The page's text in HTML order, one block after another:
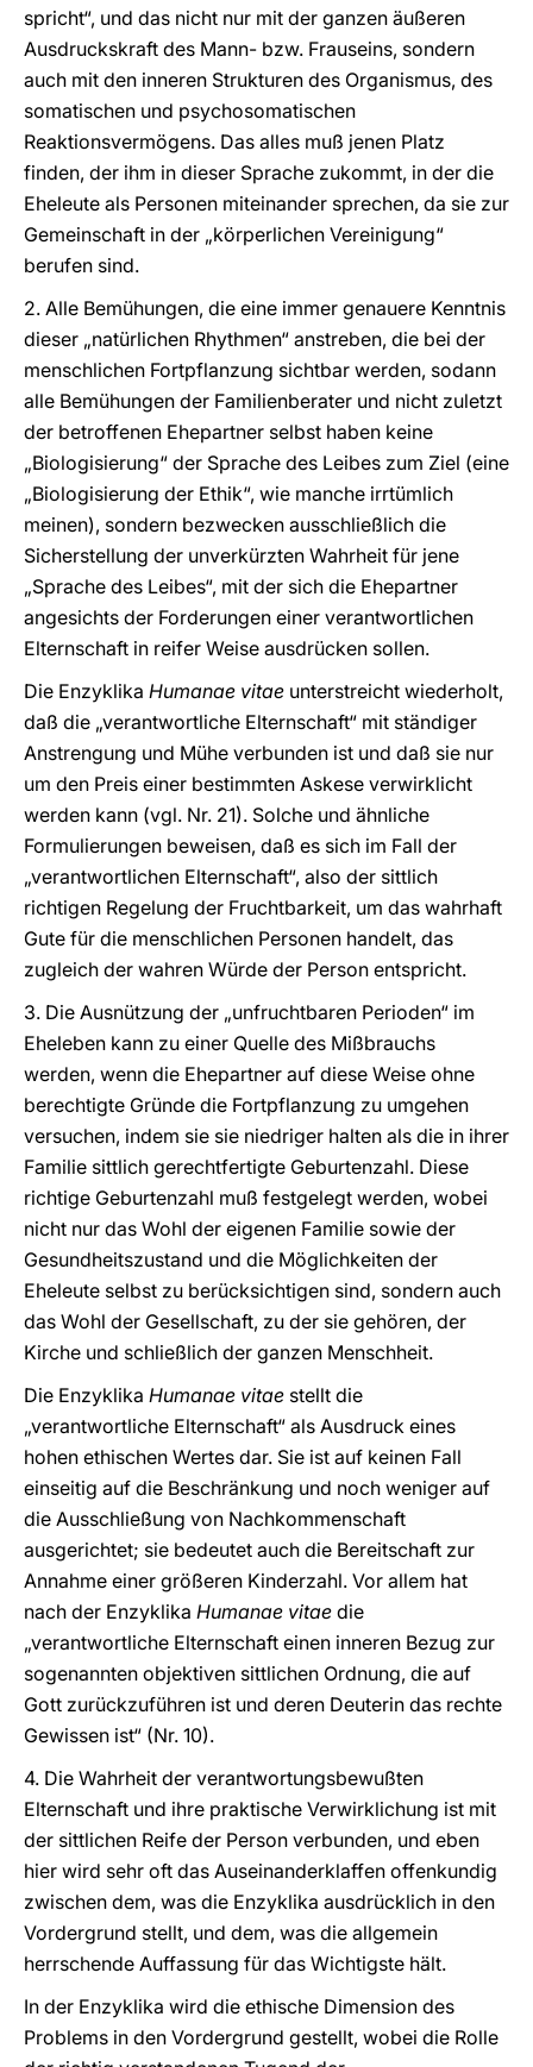
spricht“, und das nicht nur mit der ganzen äußeren
Ausdruckskraft des Mann- bzw. Frauseins, sondern
auch mit den inneren Strukturen des Organismus, des
somatischen und psychosomatischen
Reaktionsvermögens. Das alles muß jenen Platz
finden, der ihm in dieser Sprache zukommt, in der die
Eheleute als Personen miteinander sprechen, da sie zur
Gemeinschaft in der „körperlichen Vereinigung“
berufen sind.
2. Alle Bemühungen, die eine immer genauere Kenntnis
dieser „natürlichen Rhythmen“ anstreben, die bei der
menschlichen Fortpflanzung sichtbar werden, sodann
alle Bemühungen der Familienberater und nicht zuletzt
der betroffenen Ehepartner selbst haben keine
„Biologisierung“ der Sprache des Leibes zum Ziel (eine
„Biologisierung der Ethik“, wie manche irrtümlich
meinen), sondern bezwecken ausschließlich die
Sicherstellung der unverkürzten Wahrheit für jene
„Sprache des Leibes“, mit der sich die Ehepartner
angesichts der Forderungen einer verantwortlichen
Elternschaft in reifer Weise ausdrücken sollen.
Die Enzyklika Humanae vitae unterstreicht wiederholt,
daß die „verantwortliche Elternschaft“ mit ständiger
Anstrengung und Mühe verbunden ist und daß sie nur
um den Preis einer bestimmten Askese verwirklicht
werden kann (vgl. Nr. 21). Solche und ähnliche
Formulierungen beweisen, daß es sich im Fall der
„verantwortlichen Elternschaft“, also der sittlich
richtigen Regelung der Fruchtbarkeit, um das wahrhaft
Gute für die menschlichen Personen handelt, das
zugleich der wahren Würde der Person entspricht.
3. Die Ausnützung der „unfruchtbaren Perioden“ im
Eheleben kann zu einer Quelle des Mißbrauchs
werden, wenn die Ehepartner auf diese Weise ohne
berechtigte Gründe die Fortpflanzung zu umgehen
versuchen, indem sie sie niedriger halten als die in ihrer
Familie sittlich gerechtfertigte Geburtenzahl. Diese
richtige Geburtenzahl muß festgelegt werden, wobei
nicht nur das Wohl der eigenen Familie sowie der
Gesundheitszustand und die Möglichkeiten der
Eheleute selbst zu berücksichtigen sind, sondern auch
das Wohl der Gesellschaft, zu der sie gehören, der
Kirche und schließlich der ganzen Menschheit.
Die Enzyklika Humanae vitae stellt die
„verantwortliche Elternschaft“ als Ausdruck eines
hohen ethischen Wertes dar. Sie ist auf keinen Fall
einseitig auf die Beschränkung und noch weniger auf
die Ausschließung von Nachkommenschaft
ausgerichtet; sie bedeutet auch die Bereitschaft zur
Annahme einer größeren Kinderzahl. Vor allem hat
nach der Enzyklika Humanae vitae die
„verantwortliche Elternschaft einen inneren Bezug zur
sogenannten objektiven sittlichen Ordnung, die auf
Gott zurückzuführen ist und deren Deuterin das rechte
Gewissen ist“ (Nr. 10).
4. Die Wahrheit der verantwortungsbewußten
Elternschaft und ihre praktische Verwirklichung ist mit
der sittlichen Reife der Person verbunden, und eben
hier wird sehr oft das Auseinanderklaffen offenkundig
zwischen dem, was die Enzyklika ausdrücklich in den
Vordergrund stellt, und dem, was die allgemein
herrschende Auffassung für das Wichtigste hält.
In der Enzyklika wird die ethische Dimension des
Problems in den Vordergrund gestellt, wobei die Rolle